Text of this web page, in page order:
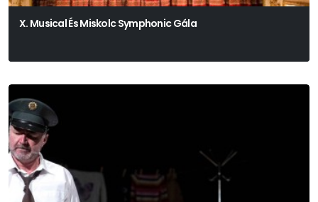
X. Musical És Miskolc Symphonic Gála